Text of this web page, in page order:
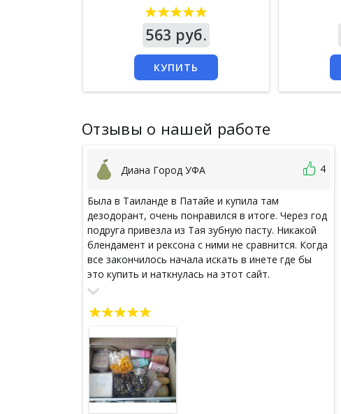
563 руб.
КУПИТЬ
Отзывы о нашей работе
Диана Город УФА 4
Была в Таиланде в Патайе и купила там
дезодорант, очень понравился в итоге. Через год
подруга привезла из Тая зубную пасту. Никакой
блендамент и рексона с ними не сравнится. Когда
все закончилось начала искать в инете где бы
это купить и наткнулась на этот сайт.
Доставляется все быстро, в хорошей упаковке.
косметику и препараты из Тайланда. Шарики от
запущенный кашель облегчают. Подушки дома -
только из латекса. Крем для лица с куркумой -
великолепно освежает и подтягивает кожу лица.
Змеиное масло для массажа - очень
экономичное: растяжение ноги после тренировки